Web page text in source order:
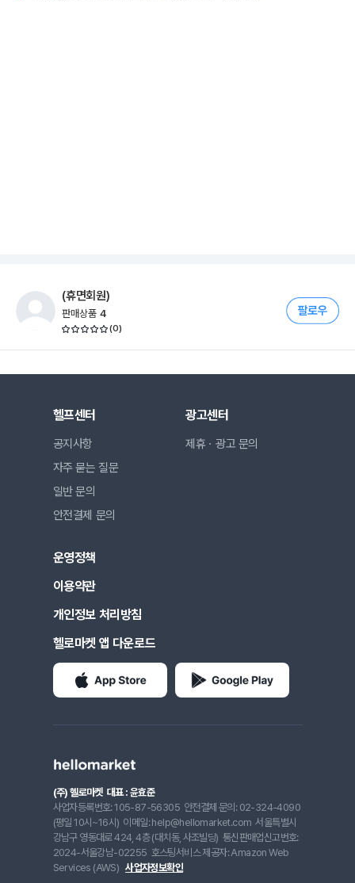
(휴면회원)
판매상품 4
(0)
헬프센터
공지사항
자주 묻는 질문
일반 문의
안전결제 문의
광고센터
제휴ㆍ광고 문의
운영정책
이용약관
개인정보 처리방침
헬로마켓 앱 다운로드
(주) 헬로마켓 대표 : 윤효준
사업자등록번호: 105-87-56305 안전결제 문의: 02-324-4090
(평일 10시~16시) 이메일: help@hellomarket.com 서울특별시
강남구 영동대로 424, 4층 (대치동, 사조빌딩) 통신판매업신고번호:
2024-서울강남-02255 호스팅서비스 제공자: Amazon Web
Services (AWS) 사업자정보확인